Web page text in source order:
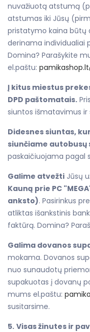
nuvažiuotą atstumą
atstumas iki Jūsų
pristatymo kaina būtų
derinama individualiai
Domina? Parašykite
el.paštu:
Į kitus miestus
DPD paštomatais.
siuntos išmatavimus ir
Didesnes siuntas,
siunčiame autobusų
paskaičiuojama pagal
Galime atvežti Jūsų
Kauną prie PC
anksto). Pasirinkus
atliktas išankstinis
faktūrą. Domina?
Galima dovanos
mokama. Dovanos
nuo sunaudotų
supakuotas į dovanų
mums el.paštu:
susitarsime.
5. Visas žinutes ir